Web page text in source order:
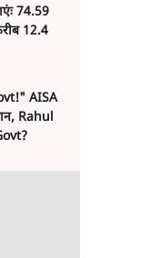
74.59
12.4
AISA
Rahul